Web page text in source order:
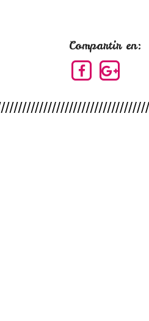
Compartir en: